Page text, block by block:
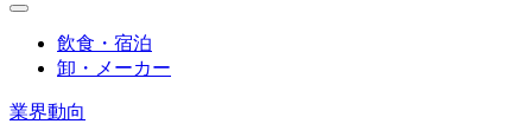
飲食・宿泊
卸・メーカー
業界動向